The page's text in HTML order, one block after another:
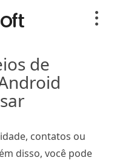
de
contatos ou
disso, você pode